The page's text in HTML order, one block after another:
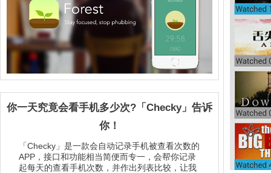
你一天究竟会看手机多少次?「Checky」告诉
你！
「Checky」是一款会自动记录手机被查看次数的
APP，接口和功能相当简便而专一，会帮你记录
起每天的查看手机次数，并作出列表比较，让我